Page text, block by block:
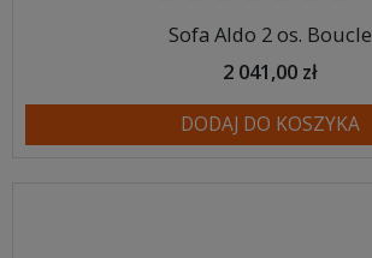
Sofa Aldo 2 os. Boucle
2 041,00 zł
DODAJ DO KOSZYKA